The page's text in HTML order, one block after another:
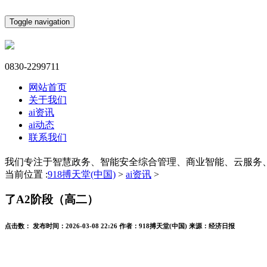
Toggle navigation
0830-2299711
网站首页
关于我们
ai资讯
ai动态
联系我们
我们专注于智慧政务、智能安全综合管理、商业智能、云服务
当前位置 :918搏天堂(中国) > ai资讯 >
了A2阶段（高二）
点击数： 发布时间： 2026-03-08 22:26 作者： 918搏天堂(中国) 来源： 经济日报